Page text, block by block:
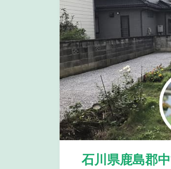
石川県鹿島郡